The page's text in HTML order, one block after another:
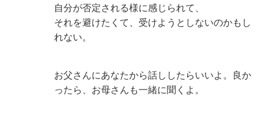
自分が否定される様に感じられて、
それを避けたくて、受けようとしないのかもし
れない。
お父さんにあなたから話ししたらいいよ。良か
ったら、お母さんも一緒に聞くよ。